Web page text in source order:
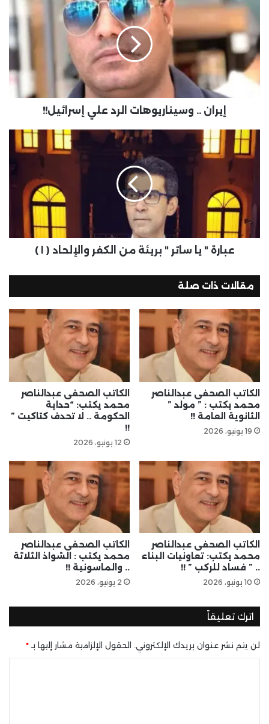
إيران .. وسيناريوهات الرد علي إسرائيل!!
عبارة " يا ساتر " بريئة من الكفر والإلحاد ( ١ )
مقالات ذات صلة
الكاتب الصحفى عبدالناصر
محمد يكتب : ” مولد ”
الثانوية العامة !!
19 يونيو، 2026
الكاتب الصحفى عبدالناصر
محمد يكتب: “حداية
الحكومة .. لا تحدف كتاكيت ”
!!
12 يونيو، 2026
الكاتب الصحفى عبدالناصر
محمد يكتب: تعاونيات البناء
.. ” فساد للركب ” !!
10 يونيو، 2026
الكاتب الصحفى عبدالناصر
محمد يكتب : الشواذ الثلاثة
.. والماسونية !!
2 يونيو، 2026
اترك تعليقاً
لن يتم نشر عنوان بريدك الإلكتروني. الحقول الإلزامية مشار إليها بـ*